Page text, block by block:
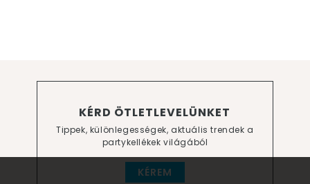
KÉRD ÖTLETLEVELÜNKET
Tippek, különlegességek, aktuális trendek a
partykellékek világából
KÉREM